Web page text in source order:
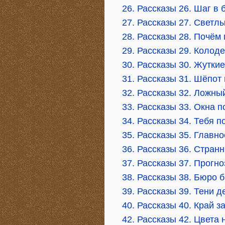
26. Рассказы 26. Шаг в
27. Рассказы 27.
28. Рассказы 28. Почём
29. Рассказы 29.
30. Рассказы 30.
31. Рассказы 31. Шёпот
32. Рассказы 32.
33. Рассказы 33. Окна
34. Рассказы 34. Тебя
35. Рассказы 35.
36. Рассказы 36.
37. Рассказы 37.
38. Рассказы 38. Бюро
39. Рассказы 39. Тени
40. Рассказы 40. Край
42. Рассказы 42. Цвета